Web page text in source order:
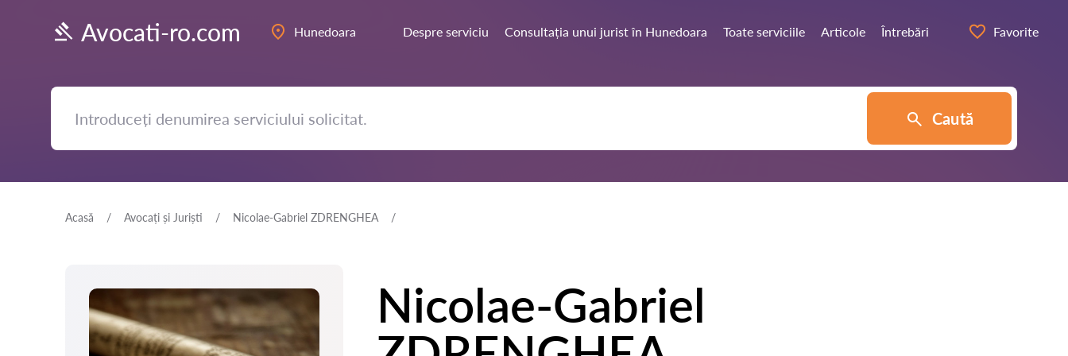
Avocati-ro.com Hunedoara Despre serviciu Consultația unui jurist în Hunedoara Toate serviciile Articole Întrebări Favorite
Caută
Acasă Avocați și Juriști Nicolae-Gabriel ZDRENGHEA
Nicolae-Gabriel